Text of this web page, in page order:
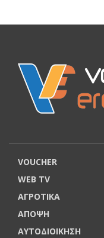
VOUCHER
WEB TV
ΑΓΡΟΤΙΚΑ
ΑΠΟΨΗ
ΑΥΤΟΔΙΟΙΚΗΣΗ